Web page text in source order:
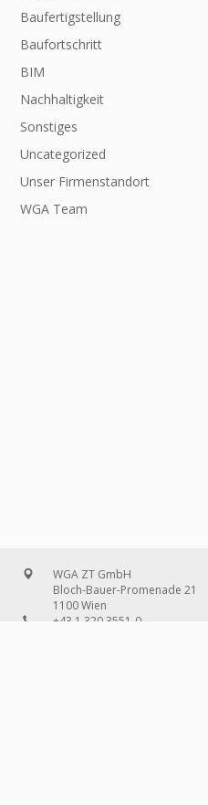
Baufertigstellung
Baufortschritt
BIM
Nachhaltigkeit
Sonstiges
Uncategorized
Unser Firmenstandort
WGA Team
WGA ZT GmbH
Bloch-Bauer-Promenade 21
1100 Wien
+43 1 320 3551-0